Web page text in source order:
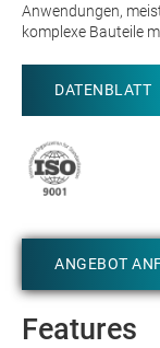
Anwendungen,
komplexe Bauteile
DATENBLATT
ANGEBOT
Features